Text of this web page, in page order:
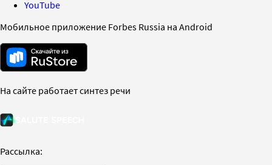
YouTube
Мобильное приложение Forbes Russia на Android
На сайте работает синтез речи
Рассылка: